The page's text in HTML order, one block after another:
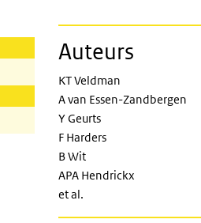
Auteurs
KT Veldman
A van Essen-Zandbergen
Y Geurts
F Harders
B Wit
APA Hendrickx
et al.